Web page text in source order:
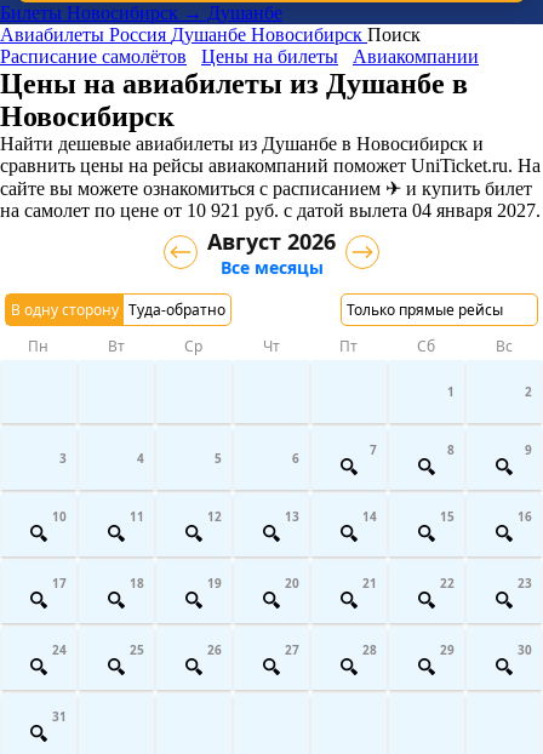
Билеты Новосибирск → Душанбе
Авиабилеты Россия Душанбе Новосибирск Поиск
Расписание самолётов
Цены на билеты Авиакомпании
Цены на авиабилеты из Душанбе в
Новосибирск
Найти дешевые авиабилеты из Душанбе в Новосибирск и
сравнить цены на рейсы авиакомпаний поможет UniTicket.ru. На
сайте вы можете ознакомиться с расписанием ✈ и купить билет
на самолет по цене от 10 921 руб. с датой вылета 04 января 2027.
В одну сторону Туда-обратно Только прямые рейсы
Август 2026
Все месяцы
Пн Вт Ср Чт Пт Сб Вс
1 2
3 4 5 6 7 8 9
10 11 12 13 14 15 16
17 18 19 20 21 22 23
24 25 26 27 28 29 30
31